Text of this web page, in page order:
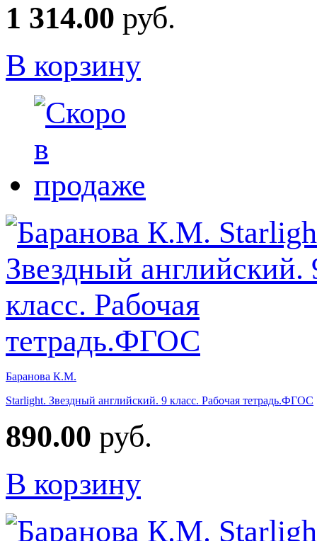
1 314.00 руб.
В корзину
Баранова К.М.
Starlight. Звездный английский. 9 класс. Рабочая тетрадь.ФГОС
890.00 руб.
В корзину